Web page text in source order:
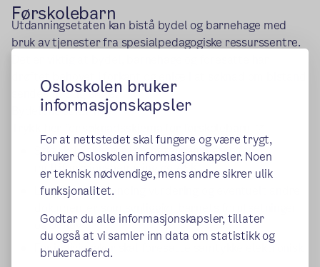
Osloskolen bruker
informasjonskapsler
For at nettstedet skal fungere og være trygt,
bruker Osloskolen informasjonskapsler. Noen
er teknisk nødvendige, mens andre sikrer ulik
funksjonalitet.
Godtar du alle informasjonskapsler, tillater
du også at vi samler inn data om statistikk og
brukeradferd.
Førskolebarn
Utdanningsetaten kan bistå bydel og barnehage med
bruk av tjenester fra spesialpedagogiske ressurssentre.
drøftet behovet i forkant og enige i at søknad om bistand
sendes til Stig skole.
Bydelene søker her:
Stig skole tilhører kompetanseenheten for
multifunksjonshemming og ASK
Legg ved: Sakkynding vurdering og eventuelt andre
og behov
For individsaker skal foresatte samtykke elektronisk